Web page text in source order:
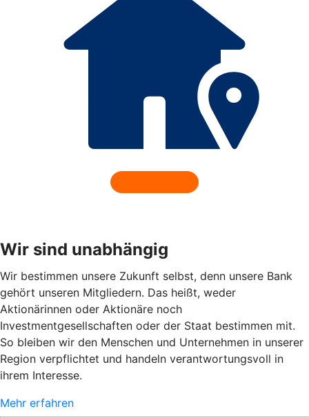
Wir sind unabhängig
Wir bestimmen unsere Zukunft selbst, denn unsere Bank
gehört unseren Mitgliedern. Das heißt, weder
Aktionärinnen oder Aktionäre noch
Investmentgesellschaften oder der Staat bestimmen mit.
So bleiben wir den Menschen und Unternehmen in unserer
Region verpflichtet und handeln verantwortungsvoll in
ihrem Interesse.
Mehr erfahren